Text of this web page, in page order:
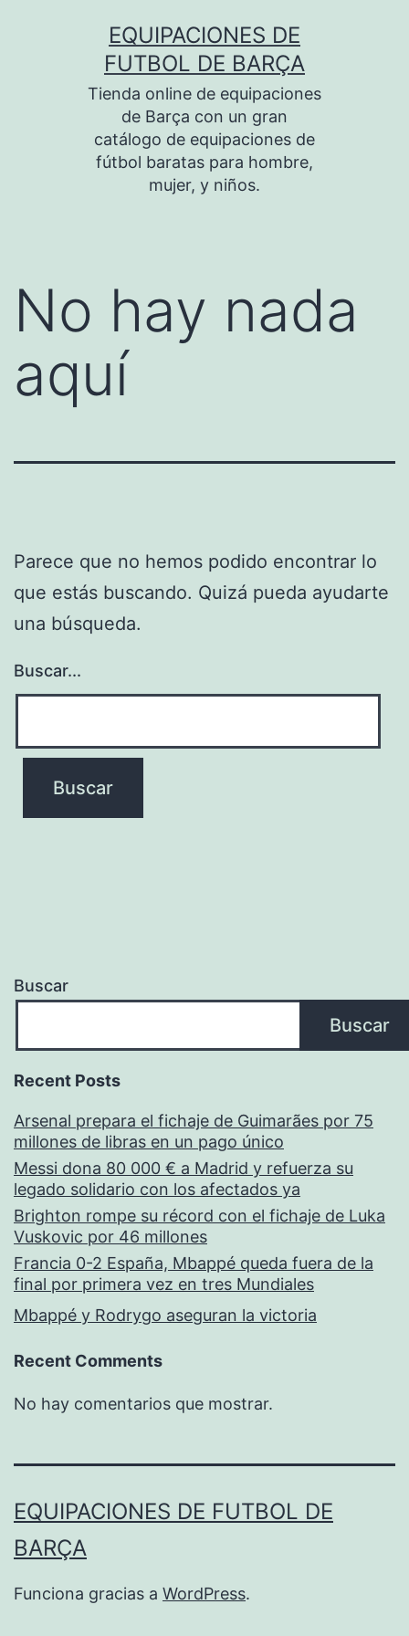
EQUIPACIONES DE
FUTBOL DE BARÇA
Tienda online de equipaciones
de Barça con un gran
catálogo de equipaciones de
fútbol baratas para hombre,
mujer, y niños.
No hay nada
aquí
Parece que no hemos podido encontrar lo
que estás buscando. Quizá pueda ayudarte
una búsqueda.
Buscar...
Buscar
Buscar
Recent Posts
Arsenal prepara el fichaje de Guimarães por 75
millones de libras en un pago único
Messi dona 80 000 € a Madrid y refuerza su
legado solidario con los afectados ya
Brighton rompe su récord con el fichaje de Luka
Vuskovic por 46 millones
Francia 0-2 España, Mbappé queda fuera de la
final por primera vez en tres Mundiales
Mbappé y Rodrygo aseguran la victoria
Recent Comments
No hay comentarios que mostrar.
EQUIPACIONES DE FUTBOL DE
BARÇA
Funciona gracias a WordPress.